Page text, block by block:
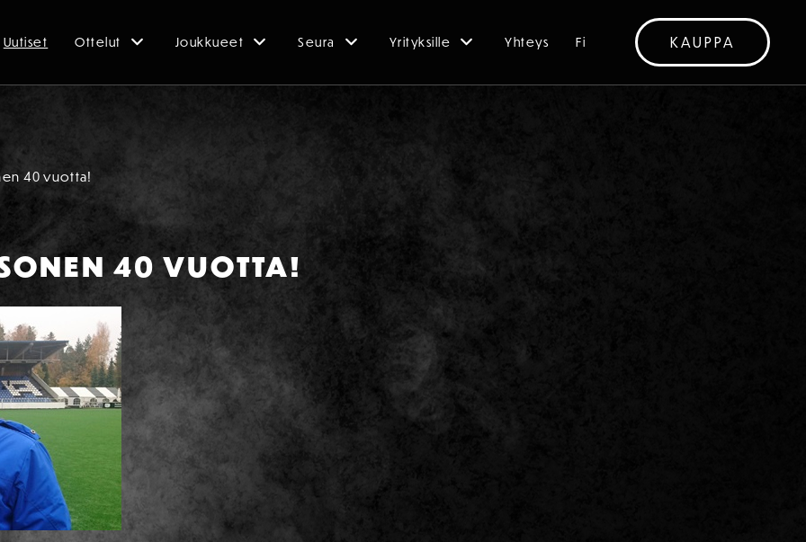
Uutiset Ottelut Joukkueet Seura Yrityksille Yhteys Fi KAUPPA
40 vuotta!
40 VUOTTA!